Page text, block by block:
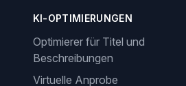
KI-OPTIMIERUNGEN
Optimierer für Titel und
Beschreibungen
Virtuelle Anprobe